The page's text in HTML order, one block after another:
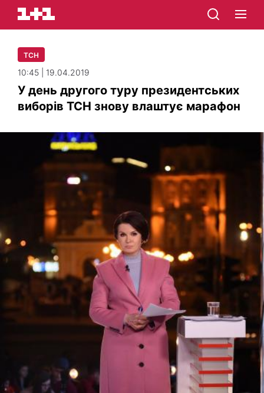
ТСН
10:45 | 19.04.2019
У день другого туру президентських
виборів ТСН знову влаштує марафон